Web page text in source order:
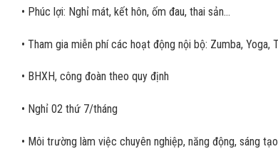
• Phúc lợi: Nghỉ mát, kết hôn, ốm đau, thai sản…
• Tham gia miễn phí các hoạt động nội bộ: Zumba, Yoga,
• BHXH, công đoàn theo quy định
• Nghỉ 02 thứ 7/tháng
• Môi trường làm việc chuyên nghiệp, năng động, sáng tạo